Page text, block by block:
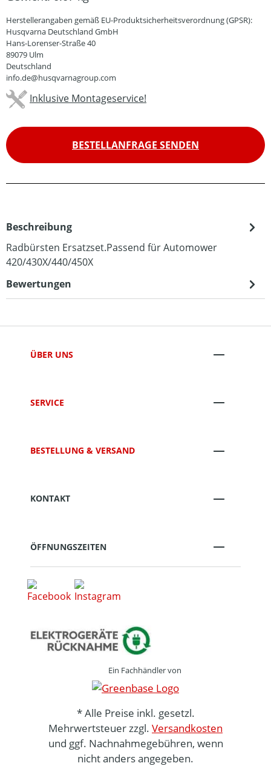
Herstellerangaben gemäß EU-Produktsicherheitsverordnung (GPSR):
Husqvarna Deutschland GmbH
Hans-Lorenser-Straße 40
89079 Ulm
Deutschland
info.de@husqvarnagroup.com
Inklusive Montageservice!
BESTELLANFRAGE SENDEN
Beschreibung
Radbürsten Ersatzset.Passend für Automower
420/430X/440/450X
Bewertungen
ÜBER UNS
SERVICE
BESTELLUNG & VERSAND
KONTAKT
ÖFFNUNGSZEITEN
Ein Fachhändler von
* Alle Preise inkl. gesetzl.
Mehrwertsteuer zzgl. Versandkosten
und ggf. Nachnahmegebühren, wenn
nicht anders angegeben.